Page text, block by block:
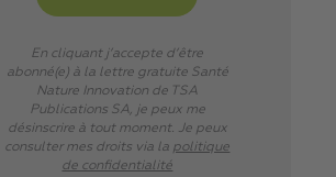
En cliquant j’accepte d’être
abonné(e) à la lettre gratuite Santé
Nature Innovation de TSA
Publications SA, je peux me
désinscrire à tout moment. Je peux
consulter mes droits via la politique
de confidentialité